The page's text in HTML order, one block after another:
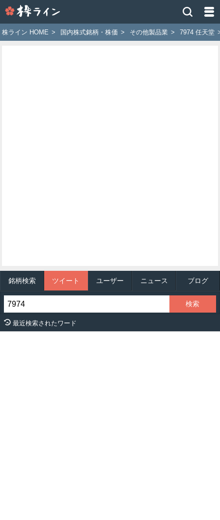
イ
ン
株ライン HOME > 国内株式銘柄・株価 > その他製品業 > 7974 任天堂
銘柄検索 ツイート ユーザー ニュース ブログ
最近検索されたワード